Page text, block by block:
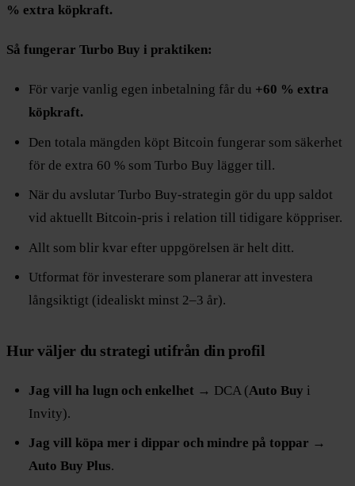
% extra köpkraft.
Så fungerar Turbo Buy i praktiken:
För varje vanlig egen inbetalning får du +60 % extra
köpkraft.
Den totala mängden köpt Bitcoin fungerar som säkerhet
för de extra 60 % som Turbo Buy lägger till.
När du avslutar Turbo Buy-strategin gör du upp saldot
vid aktuellt Bitcoin-pris i relation till tidigare köppriser.
Allt som blir kvar efter uppgörelsen är helt ditt.
Utformat för investerare som planerar att investera
långsiktigt (idealiskt minst 2–3 år).
Hur väljer du strategi utifrån din profil
Jag vill ha lugn och enkelhet → DCA (Auto Buy i
Invity).
Jag vill köpa mer i dippar och mindre på toppar →
Auto Buy Plus.